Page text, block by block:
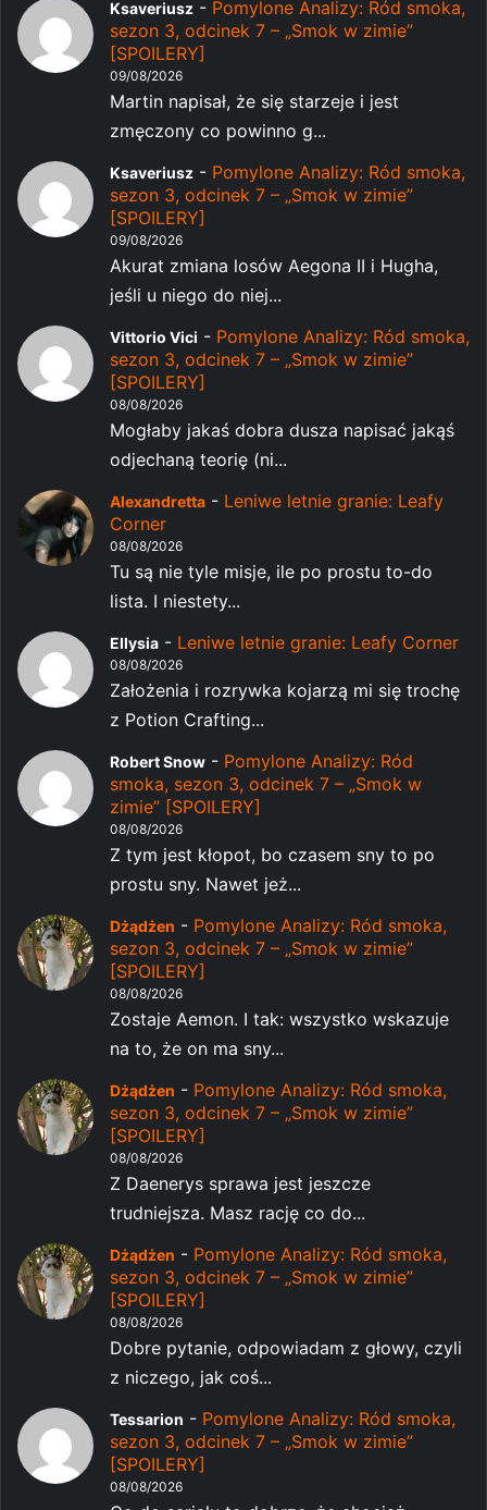
Ksaveriusz - Pomylone Analizy: Ród smoka,
sezon 3, odcinek 7 – „Smok w zimie”
[SPOILERY]
09/08/2026
Martin napisał, że się starzeje i jest
zmęczony co powinno g...
Ksaveriusz - Pomylone Analizy: Ród smoka,
sezon 3, odcinek 7 – „Smok w zimie”
[SPOILERY]
09/08/2026
Akurat zmiana losów Aegona II i Hugha,
jeśli u niego do niej...
Vittorio Vici - Pomylone Analizy: Ród smoka,
sezon 3, odcinek 7 – „Smok w zimie”
[SPOILERY]
08/08/2026
Mogłaby jakaś dobra dusza napisać jakąś
odjechaną teorię (ni...
Alexandretta - Leniwe letnie granie: Leafy
Corner
08/08/2026
Tu są nie tyle misje, ile po prostu to-do
lista. I niestety...
Ellysia - Leniwe letnie granie: Leafy Corner
08/08/2026
Założenia i rozrywka kojarzą mi się trochę
z Potion Crafting...
Robert Snow - Pomylone Analizy: Ród
smoka, sezon 3, odcinek 7 – „Smok w
zimie” [SPOILERY]
08/08/2026
Z tym jest kłopot, bo czasem sny to po
prostu sny. Nawet jeż...
Dżądżen - Pomylone Analizy: Ród smoka,
sezon 3, odcinek 7 – „Smok w zimie”
[SPOILERY]
08/08/2026
Zostaje Aemon. I tak: wszystko wskazuje
na to, że on ma sny...
Dżądżen - Pomylone Analizy: Ród smoka,
sezon 3, odcinek 7 – „Smok w zimie”
[SPOILERY]
08/08/2026
Z Daenerys sprawa jest jeszcze
trudniejsza. Masz rację co do...
Dżądżen - Pomylone Analizy: Ród smoka,
sezon 3, odcinek 7 – „Smok w zimie”
[SPOILERY]
08/08/2026
Dobre pytanie, odpowiadam z głowy, czyli
z niczego, jak coś...
Tessarion - Pomylone Analizy: Ród smoka,
sezon 3, odcinek 7 – „Smok w zimie”
[SPOILERY]
08/08/2026